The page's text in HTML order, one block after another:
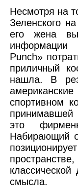
Несмотря на
Зеленского
его жена
информации
Punch»
приличный
нашла. В
спортивном
принимавшей
это
Набирающий
смысла.